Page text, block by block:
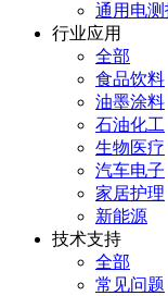
通用电
行业应用
全部
食品饮料
油墨涂料
石油化工
生物医疗
汽车电子
家居护理
新能源
技术支持
全部
常见问题